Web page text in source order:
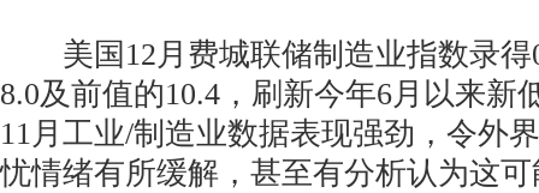
美国12月费城联储制造业指数录得
8.0及前值的10.4，刷新今年6月以来新
11月工业/制造业数据表现强劲，令外
忧情绪有所缓解，甚至有分析认为这